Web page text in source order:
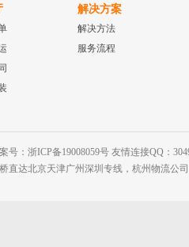
解决方案
解决方法
服务流程
：浙ICP备19008059号 友情连接QQ：
达北京天津广州深圳专线，杭州物流公